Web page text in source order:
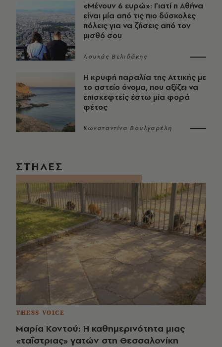
«Μένουν 6 ευρώ»: Γιατί η Αθήνα
είναι μία από τις πιο δύσκολες
πόλεις για να ζήσεις από τον
μισθό σου
Λουκάς Βελιδάκης
Η κρυφή παραλία της Αττικής με
το αστείο όνομα, που αξίζει να
επισκεφτείς έστω μία φορά
φέτος
Κωνσταντίνα Βουλγαρέλη
ΣΤΗΛΕΣ
THESS VOICE
Μαρία Κοντού: Η καθημερινότητα μιας
«ταΐστριας» γατών στη Θεσσαλονίκη